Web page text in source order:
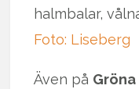
halmbalar,
Foto: Liseberg
Även på